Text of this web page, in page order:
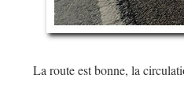
La route est bonne, la